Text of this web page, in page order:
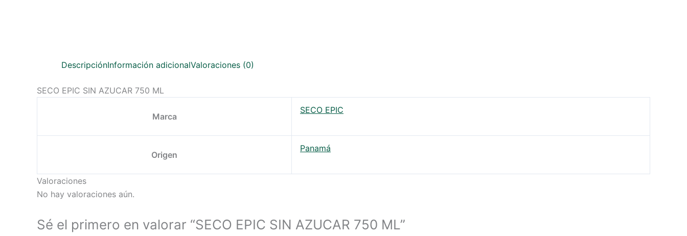
DescripciónInformación adicionalValoraciones (0)
SECO EPIC SIN AZUCAR 750 ML
Marca
SECO EPIC
Origen
Panamá
Valoraciones
No hay valoraciones aún.
Sé el primero en valorar “SECO EPIC SIN AZUCAR 750 ML”